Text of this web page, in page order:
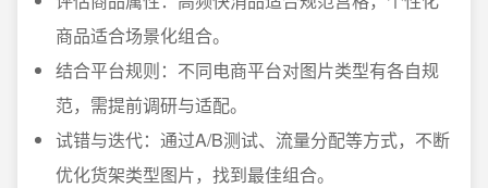
商品适合场景化组合。
结合平台规则：不同电商平台对图片类型有各自规
范，需提前调研与适配。
试错与迭代：通过A/B测试、流量分配等方式，不断
优化货架类型图片，找到最佳组合。